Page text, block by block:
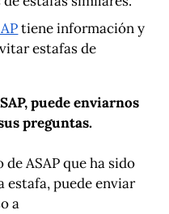
tiene información y
estafas de
puede enviarnos
preguntas.
ASAP que ha sido
estafa, puede enviar
a